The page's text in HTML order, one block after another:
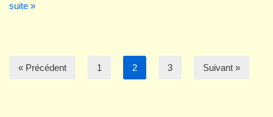
suite »
« Précédent 1 2 3 Suivant »